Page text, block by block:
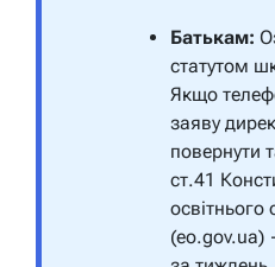
Батькам:
статутом
Якщо
заяву
повернути
ст.41
(eo.gov.ua)